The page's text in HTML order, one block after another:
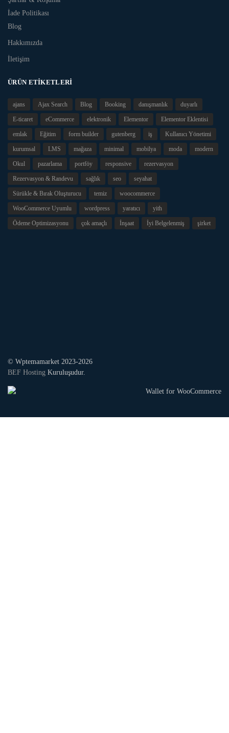
İade Politikası
Blog
Hakkımızda
İletişim
ÜRÜN ETIKETLERI
ajans Ajax Search Blog Booking danışmanlık duyarlı
E-ticaret eCommerce elektronik Elementor Elementor Eklentisi
emlak Eğitim form builder gutenberg iş Kullanıcı Yönetimi
kurumsal LMS mağaza minimal mobilya moda modern
Okul pazarlama portföy responsive rezervasyon
Rezervasyon & Randevu sağlık seo seyahat
Sürükle & Bırak Oluşturucu temiz woocommerce
WooCommerce Uyumlu wordpress yaratıcı yith
Ödeme Optimizasyonu çok amaçlı İnşaat İyi Belgelenmiş şirket
© Wptemamarket 2023-2026
BEF Hosting Kuruluşudur.